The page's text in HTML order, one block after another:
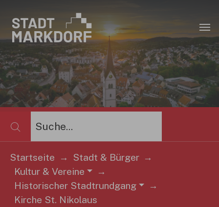
Sie sind hier:
Startseite
Stadt & Bürger
Kultur & Vereine
Historischer Stadtrundgang
Kirche St. Nikolaus
×